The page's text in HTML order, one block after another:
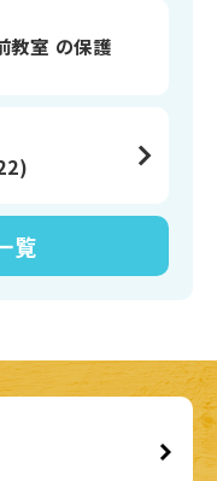
教室 の保護
覧